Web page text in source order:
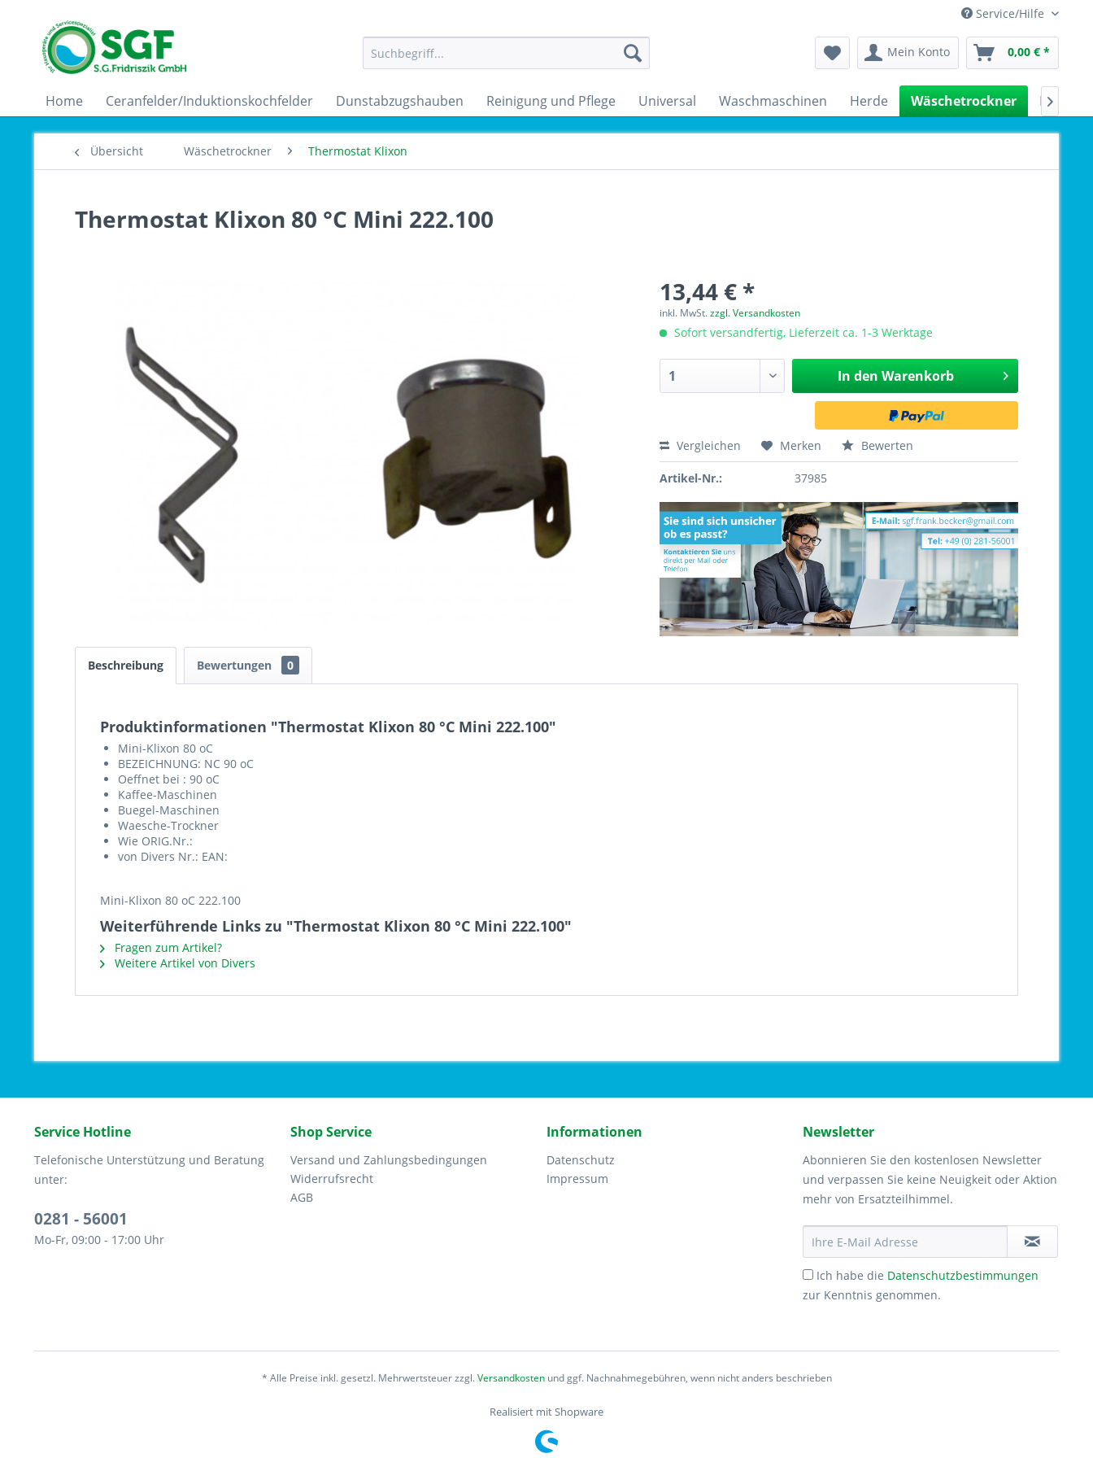
Service/Hilfe
Mein Konto 0,00 € *
Home Ceranfelder/Induktionskochfelder Dunstabzugshauben Reinigung und Pflege Universal Waschmaschinen Herde Wäschetrockner 
Übersicht Wäschetrockner Thermostat Klixon
Thermostat Klixon 80 °C Mini 222.100
13,44 € *
inkl. MwSt.zzgl. Versandkosten
Sofort versandfertig, Lieferzeit ca. 1-3 Werktage
In den Warenkorb
Vergleichen Merken Bewerten
Artikel-Nr.: 37985
Beschreibung Bewertungen 0
Produktinformationen "Thermostat Klixon 80 °C Mini 222.100"
Mini-Klixon 80 oC
BEZEICHNUNG: NC 90 oC
Oeffnet bei : 90 oC
Kaffee-Maschinen
Buegel-Maschinen
Waesche-Trockner
Wie ORIG.Nr.:
von Divers Nr.: EAN:
Mini-Klixon 80 oC 222.100
Weiterführende Links zu "Thermostat Klixon 80 °C Mini 222.100"
Fragen zum Artikel?
Weitere Artikel von Divers
Service Hotline
Telefonische Unterstützung und Beratung
unter:
0281 - 56001
Mo-Fr, 09:00 - 17:00 Uhr
Shop Service
Versand und Zahlungsbedingungen
Widerrufsrecht
AGB
Informationen
Datenschutz
Impressum
Newsletter
Abonnieren Sie den kostenlosen Newsletter
und verpassen Sie keine Neuigkeit oder Aktion
mehr von Ersatzteilhimmel.
Ich habe die Datenschutzbestimmungen
zur Kenntnis genommen.
* Alle Preise inkl. gesetzl. Mehrwertsteuer zzgl.Versandkostenund ggf. Nachnahmegebühren, wenn nicht anders beschrieben
Realisiert mit Shopware